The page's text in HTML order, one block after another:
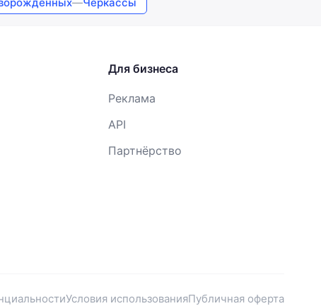
Для бизнеса
Реклама
API
Партнёрство
Условия использованияПубличная оферта